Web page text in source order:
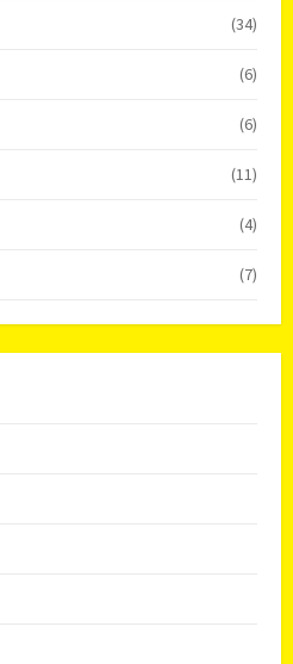
(34)
(6)
(6)
(11)
(4)
(7)